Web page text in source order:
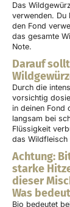
Das
verwenden.
den Fond
das gesamte
Note.
Darauf
Durch die
vorsichtig
in deinen Fond
langsam bei
Flüssigkeit
das Wildfleisch
Achtung:
starke
dieser
Was
Bio bedeutet